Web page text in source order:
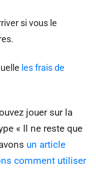
si vous le
les frais de
jouer sur la
« Il ne reste que
un article
comment utiliser